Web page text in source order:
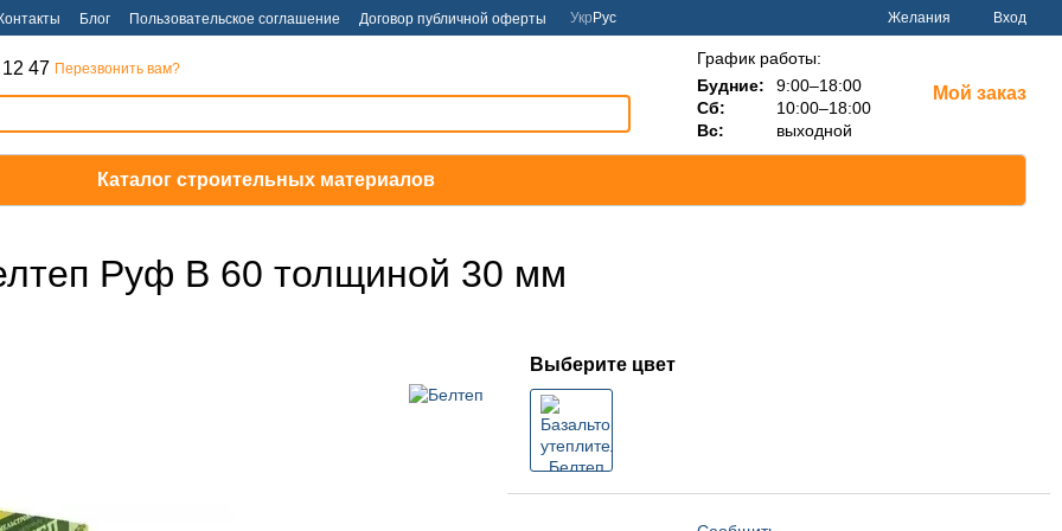
Контакты Блог Пользовательское соглашение Договор публичной оферты Укр Рус Желания Вход
47 Перезвонить вам?
График работы:
Будние:
9:00–18:00
Сб:
10:00–18:00
Вс:
выходной
Мой заказ
Каталог строительных материалов
Руф В 60 толщиной 30 мм
Выберите цвет